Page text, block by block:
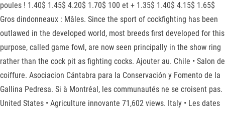
poules ! 1.40$ 1.45$ 4.20$ 1.70$ 100 et + 1.35$ 1.40$ 4.15$ 1.65$
Gros dindonneaux : Mâles. Since the sport of cockfighting has been
outlawed in the developed world, most breeds first developed for this
purpose, called game fowl, are now seen principally in the show ring
rather than the cock pit as fighting cocks. Ajouter au. Chile • Salon de
coiffure. Asociacion Cántabra para la Conservación y Fomento de la
Gallina Pedresa. Si à Montréal, les communautés ne se croisent pas.
United States • Agriculture innovante 71,602 views. Italy • Les dates